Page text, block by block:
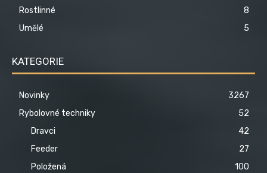
Rostlinné
8
Umělé
5
KATEGORIE
Novinky
3267
Rybolovné techniky
52
Dravci
42
Feeder
27
Položená
100